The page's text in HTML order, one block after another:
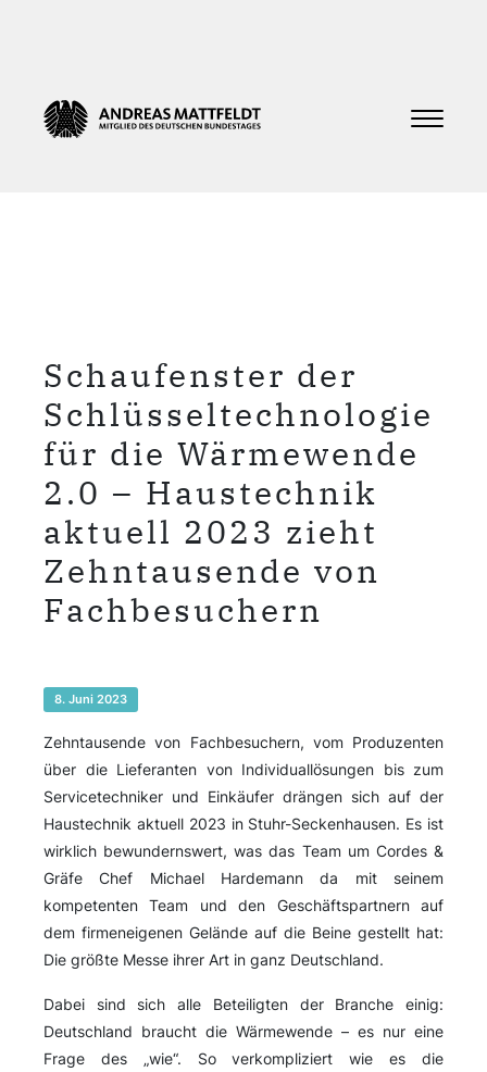
Schaufenster der
Schlüsseltechnologie
für die Wärmewende
2.0 – Haustechnik
aktuell 2023 zieht
Zehntausende von
Fachbesuchern
8. Juni 2023
Zehntausende von Fachbesuchern, vom Produzenten
über die Lieferanten von Individuallösungen bis zum
Servicetechniker und Einkäufer drängen sich auf der
Haustechnik aktuell 2023 in Stuhr-Seckenhausen. Es ist
wirklich bewundernswert, was das Team um Cordes &
Gräfe Chef Michael Hardemann da mit seinem
kompetenten Team und den Geschäftspartnern auf
dem firmeneigenen Gelände auf die Beine gestellt hat:
Die größte Messe ihrer Art in ganz Deutschland.
Dabei sind sich alle Beteiligten der Branche einig:
Deutschland braucht die Wärmewende – es nur eine
Frage des „wie“. So verkompliziert wie es die